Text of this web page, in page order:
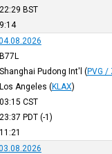
22:29 BST
9:14
B77L
Shanghai Pudong Int'l (PVG /
Los Angeles (KLAX)
03:15 CST
23:37 PDT(-1)
11:21